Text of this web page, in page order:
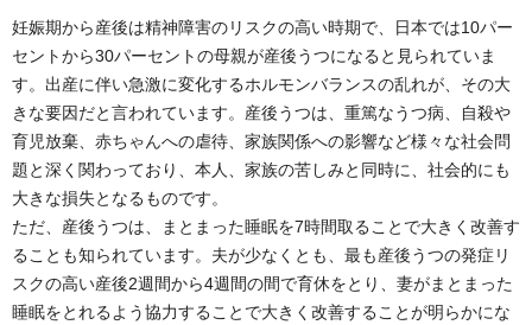
妊娠期から産後は精神障害のリスクの高い時期で、日本では10パー
セントから30パーセントの母親が産後うつになると見られていま
す。出産に伴い急激に変化するホルモンバランスの乱れが、その大
きな要因だと言われています。産後うつは、重篤なうつ病、自殺や
育児放棄、赤ちゃんへの虐待、家族関係への影響など様々な社会問
題と深く関わっており、本人、家族の苦しみと同時に、社会的にも
大きな損失となるものです。
ただ、産後うつは、まとまった睡眠を7時間取ることで大きく改善す
ることも知られています。夫が少なくとも、最も産後うつの発症リ
スクの高い産後2週間から4週間の間で育休をとり、妻がまとまった
睡眠をとれるよう協力することで大きく改善することが明らかにな